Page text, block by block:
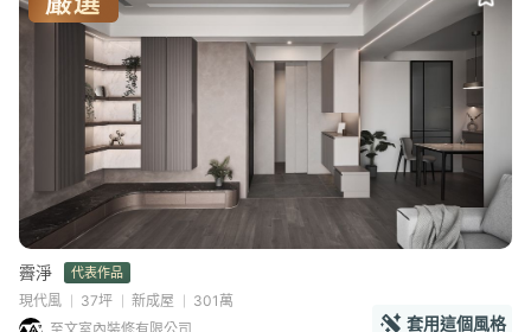
霽淨 代表作品
現代風 37坪 新成屋
301萬
套用這個風格